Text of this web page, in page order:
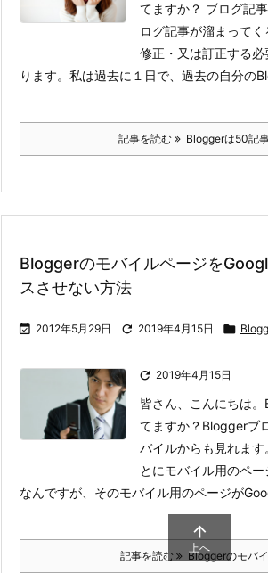
てますか？ ブログ記
ログ記事が溜まって
修正・又は訂正する
ります。私は過去に１日で、過去の自分の
記事を読む Bloggerは50記
Bloggerのモバイルページを
スさせない方法
 2012年5月29日  2019年4月15日 
 2019年4月15日
皆さん、こんにちは
てますか？ Bloggerブ
バイルからも見れま
とにモバイル用のペ
なんですが、そのモバイル用のページが
記事を読む Bloggerのモバ

上へ